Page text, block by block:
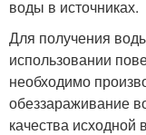
воды в источниках.
Для получения
использовании
необходимо
обеззараживание
качества исходной